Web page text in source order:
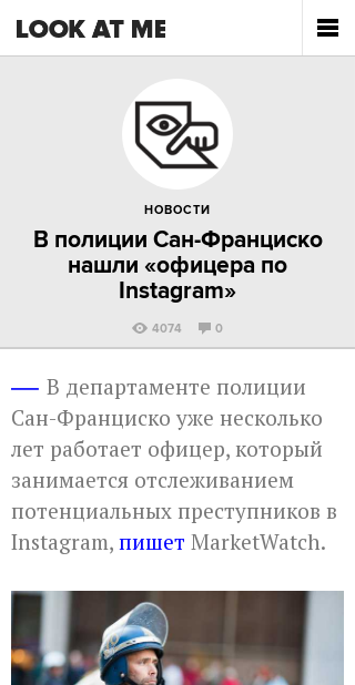
НОВОСТИ
В полиции Сан-Франциско
нашли «офицера по
Instagram»
4074 0
В департаменте полиции
Сан-Франциско уже несколько
лет работает офицер, который
занимается отслеживанием
потенциальных преступников в
Instagram, пишет MarketWatch.